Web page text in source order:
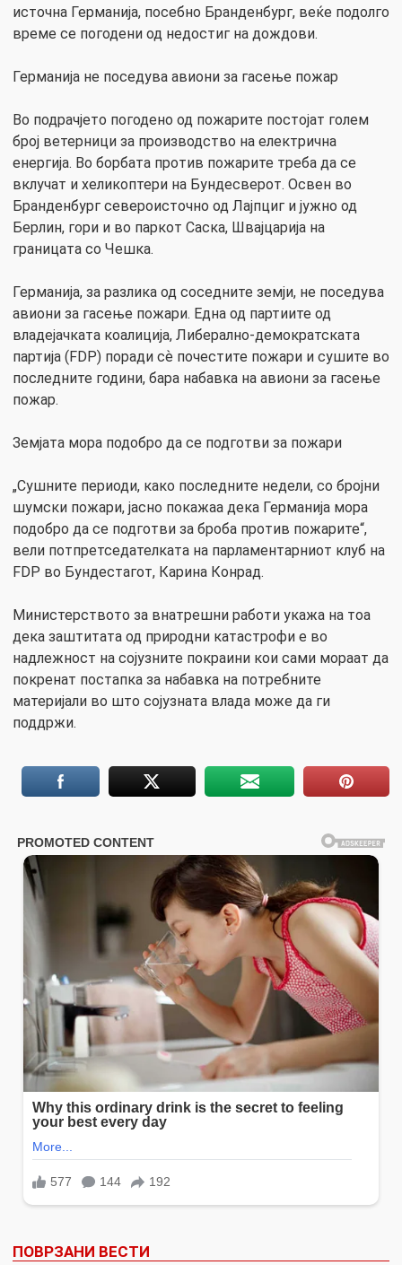
источна Германија, посебно Бранденбург, веќе подолго
време се погодени од недостиг на дождови.
Германија не поседува авиони за гасење пожар
Во подрачјето погодено од пожарите постојат голем
број ветерници за производство на електрична
енергија. Во борбата против пожарите треба да се
вклучат и хеликоптери на Бундесверот. Освен во
Бранденбург североисточно од Лајпциг и јужно од
Берлин, гори и во паркот Саска, Швајцарија на
границата со Чешка.
Германија, за разлика од соседните земји, не поседува
авиони за гасење пожари. Една од партиите од
владејачката коалиција, Либерално-демократската
партија (FDP) поради сѐ почестите пожари и сушите во
последните години, бара набавка на авиони за гасење
пожар.
Земјата мора подобро да се подготви за пожари
„Сушните периоди, како последните недели, со бројни
шумски пожари, јасно покажаа дека Германија мора
подобро да се подготви за броба против пожарите“,
вели потпретседателката на парламентарниот клуб на
FDP во Бундестагот, Карина Конрад.
Министерството за внатрешни работи укажа на тоа
дека заштитата од природни катастрофи е во
надлежност на сојузните покраини кои сами мораат да
покренат постапка за набавка на потребните
материјали во што сојузната влада може да ги
поддржи.
ПОВРЗАНИ ВЕСТИ